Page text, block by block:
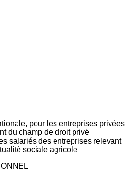
pour les entreprises privées
du champ de droit privé
salariés des entreprises relevant
sociale agricole